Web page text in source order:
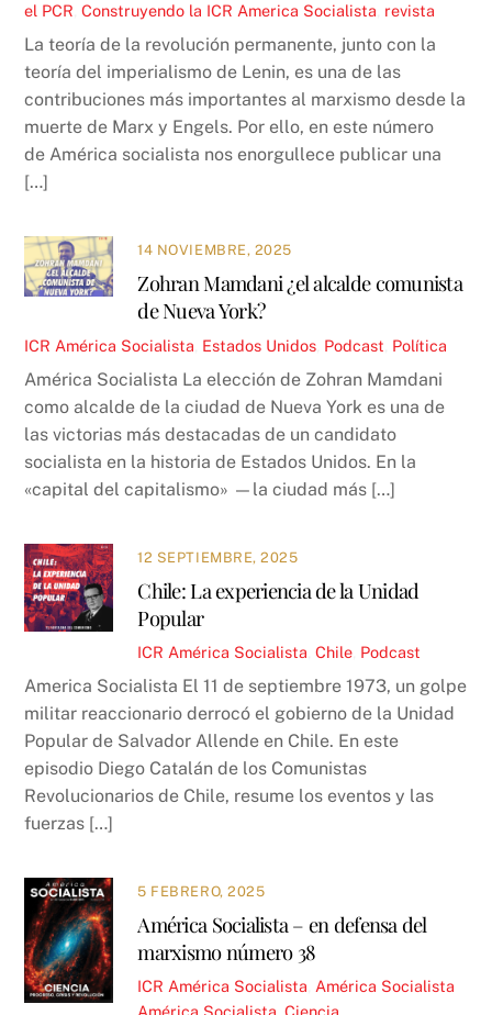
el PCR ,Construyendo la ICR America Socialista revista
La teoría de la revolución permanente, junto con la
teoría del imperialismo de Lenin, es una de las
contribuciones más importantes al marxismo desde la
muerte de Marx y Engels. Por ello, en este número
de América socialista nos enorgullece publicar una
[…]
14 NOVIEMBRE, 2025
Zohran Mamdani ¿el alcalde comunista
de Nueva York?
ICR América Socialista Estados Unidos Podcast Política
América Socialista La elección de Zohran Mamdani
como alcalde de la ciudad de Nueva York es una de
las victorias más destacadas de un candidato
socialista en la historia de Estados Unidos. En la
«capital del capitalismo» —la ciudad más […]
12 SEPTIEMBRE, 2025
Chile: La experiencia de la Unidad
Popular
ICR América Socialista ,Chile Podcast
America Socialista El 11 de septiembre 1973, un golpe
militar reaccionario derrocó el gobierno de la Unidad
Popular de Salvador Allende en Chile. En este
episodio Diego Catalán de los Comunistas
Revolucionarios de Chile, resume los eventos y las
fuerzas […]
5 FEBRERO, 2025
América Socialista – en defensa del
marxismo número 38
ICR América Socialista ,América Socialista